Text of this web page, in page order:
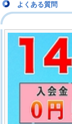
よくある質問